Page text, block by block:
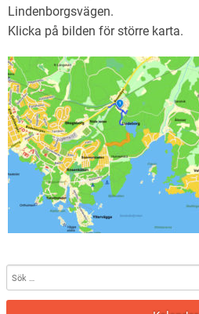
Lindenborgsvägen.
Klicka på bilden för större karta.